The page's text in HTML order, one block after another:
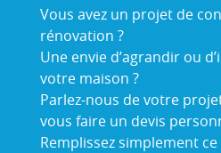
Vous avez un projet de
rénovation ?
Une envie d’agrandir ou
votre maison ?
Parlez-nous de votre
vous faire un devis
Remplissez simplement